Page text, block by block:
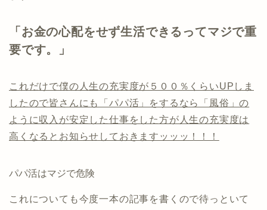
「お金の心配をせず生活できるってマジで重
要です。」
これだけで僕の人生の充実度が５００％くらいUPしま
したので皆さんにも「パパ活」をするなら「風俗」の
ように収入が安定した仕事をした方が人生の充実度は
高くなるとお知らせしておきますッッッ！！！
パパ活はマジで危険
これについても今度一本の記事を書くので待っといて